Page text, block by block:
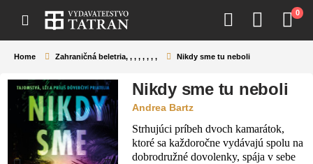
0
Home Zahraničná beletria, , , , , , , , Nikdy sme tu neboli
Nikdy sme tu neboli
Andrea Bartz
Strhujúci príbeh dvoch kamarátok,
ktoré sa každoročne vydávajú spolu na
dobrodružné dovolenky, spája v sebe